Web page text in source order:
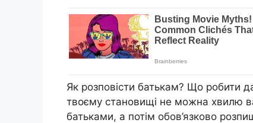
Як розповісти батькам? Що робити
твоєму становищі не можна хвилю
батьками, а потім обов’язково